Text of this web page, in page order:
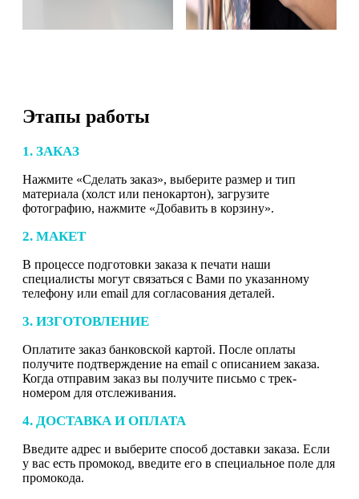
Этапы работы
1. ЗАКАЗ
Нажмите «Сделать заказ», выберите размер и тип
материала (холст или пенокартон), загрузите
фотографию, нажмите «Добавить в корзину».
2. МАКЕТ
В процессе подготовки заказа к печати наши
специалисты могут связаться с Вами по указанному
телефону или email для согласования деталей.
3. ИЗГОТОВЛЕНИЕ
Оплатите заказ банковской картой. После оплаты
получите подтверждение на email с описанием заказа.
Когда отправим заказ вы получите письмо с трек-
номером для отслеживания.
4. ДОСТАВКА И ОПЛАТА
Введите адрес и выберите способ доставки заказа. Если
у вас есть промокод, введите его в специальное поле для
промокода.